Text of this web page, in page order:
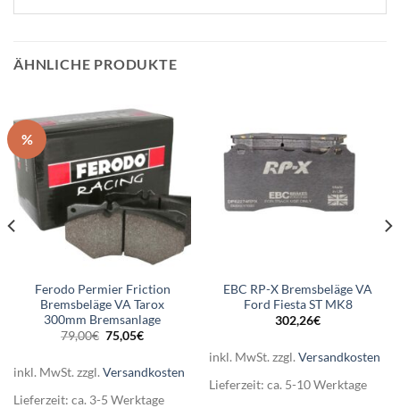
ÄHNLICHE PRODUKTE
%
Ferodo Permier Friction
Bremsbeläge VA Tarox
300mm Bremsanlage
79,00€ Ursprünglicher
Preis
79,00€
75,05€Aktueller
75,05€.
inkl. MwSt. zzgl. Versandkosten
Lieferzeit: ca. 3-5 Werktage
EBC RP-X Bremsbeläge VA
Ford Fiesta ST MK8
302,26€
inkl. MwSt. zzgl. Versandkosten
Lieferzeit: ca. 5-10 Werktage